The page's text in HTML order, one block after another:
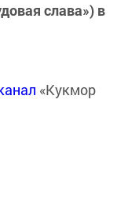
слава») в
«Кукмор